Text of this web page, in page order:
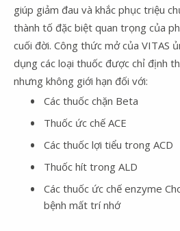
giúp giảm đau và khắc phục triệu
thành tố đặc biệt quan trọng của
cuối đời. Công thức mở của VITAS
dụng các loại thuốc được chỉ định
nhưng không giới hạn đối với:
Các thuốc chặn Beta
Thuốc ức chế ACE
Các thuốc lợi tiểu trong ACD
Thuốc hít trong ALD
Các thuốc ức chế enzyme
bệnh mất trí nhớ